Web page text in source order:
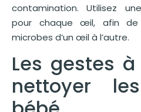
contamination. Utilisez
pour chaque œil, afin
microbes d’un œil à l’autre.
Les gestes
nettoyer